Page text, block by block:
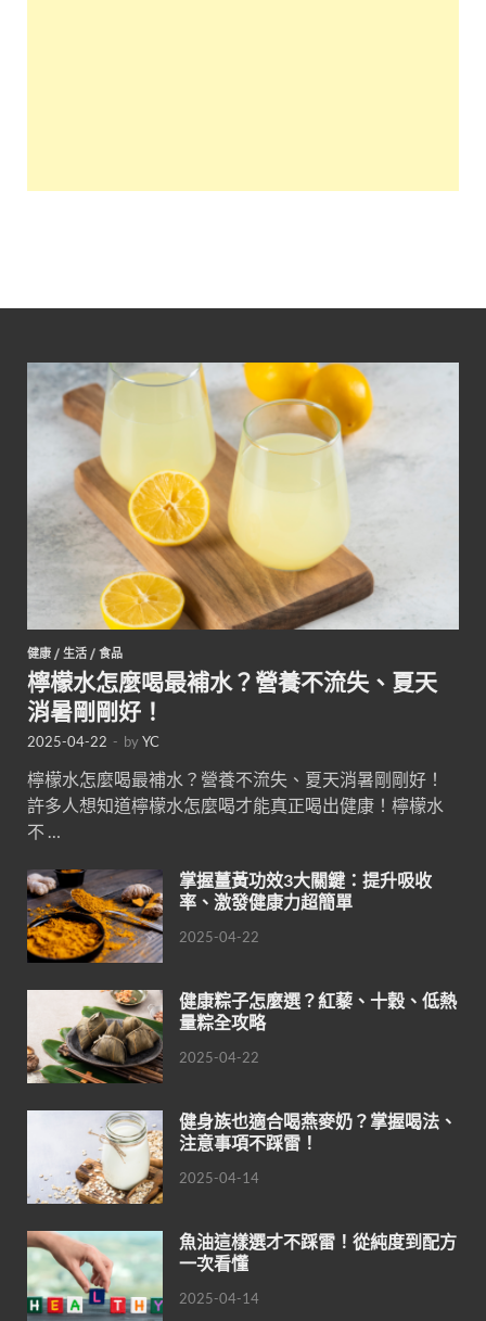
健康 / 生活 / 食品
檸檬水怎麼喝最補水？營養不流失、夏天
消暑剛剛好！
2025-04-22 - byYC
檸檬水怎麼喝最補水？營養不流失、夏天消暑剛剛好！
許多人想知道檸檬水怎麼喝才能真正喝出健康！檸檬水
不 …
掌握薑黃功效3大關鍵：提升吸收
率、激發健康力超簡單
2025-04-22
健康粽子怎麼選？紅藜、十穀、低熱
量粽全攻略
2025-04-22
健身族也適合喝燕麥奶？掌握喝法、
注意事項不踩雷！
2025-04-14
魚油這樣選才不踩雷！從純度到配方
一次看懂
2025-04-14